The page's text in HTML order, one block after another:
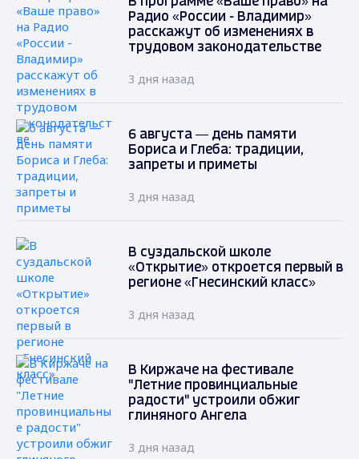
Радио «России - Владимир»
расскажут об изменениях в
трудовом законодательстве
3 дня назад
6 августа — день памяти
Бориса и Глеба: традиции,
запреты и приметы
3 дня назад
В суздальской школе
«Открытие» откроется первый в
регионе «Гнесинский класс»
3 дня назад
В Киржаче на фестивале
"Летние провинциальные
радости" устроили обжиг
глиняного Ангела
3 дня назад